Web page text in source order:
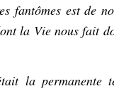
fantômes est de
la Vie nous fait
la permanente